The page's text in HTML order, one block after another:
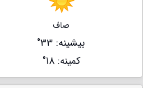
صاف
بیشینه: 33°
کمینه: 18°